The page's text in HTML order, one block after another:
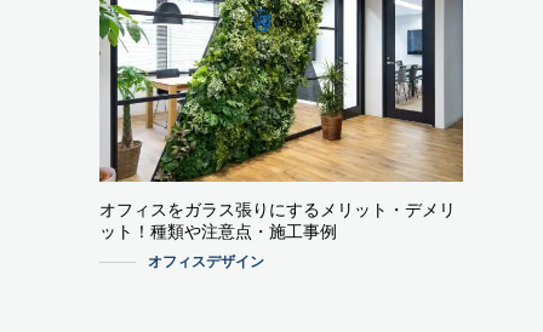
オフィスをガラス張りにするメリット・デメリ
ット！種類や注意点・施工事例
オフィスデザイン